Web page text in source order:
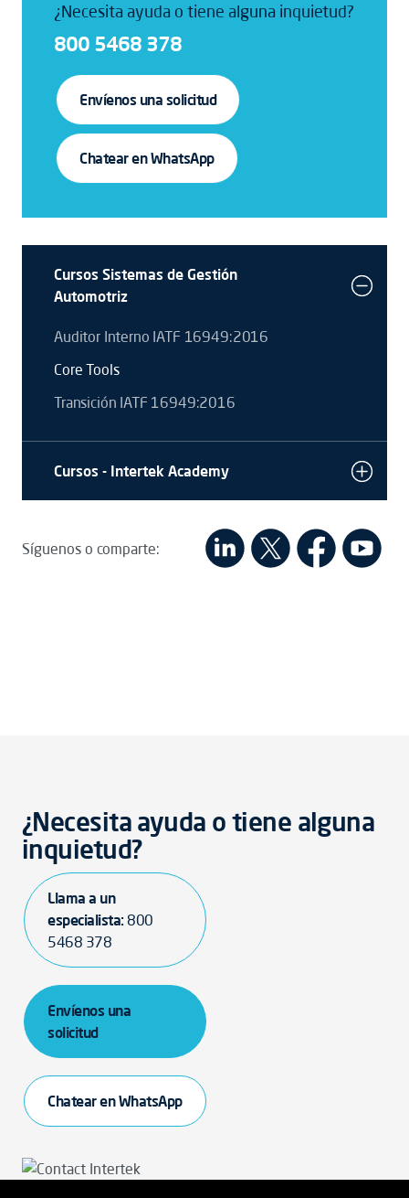
¿Necesita ayuda o tiene alguna inquietud?
800 5468 378
Envíenos una solicitud
Chatear en WhatsApp
Cursos Sistemas de Gestión
Automotriz
Auditor Interno IATF 16949:2016
Core Tools
Transición IATF 16949:2016
Cursos - Intertek Academy
Síguenos o comparte:
¿Necesita ayuda o tiene alguna
inquietud?
Llama a un
especialista:800
5468 378
Envíenos una
solicitud
Chatear en WhatsApp